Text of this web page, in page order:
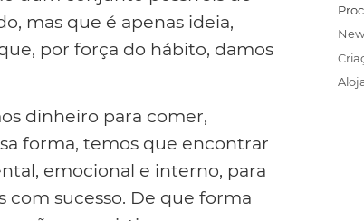
mas que é apenas ideia,
por força do hábito, damos
dinheiro para comer,
forma, temos que encontrar
emocional e interno, para
sucesso. De que forma